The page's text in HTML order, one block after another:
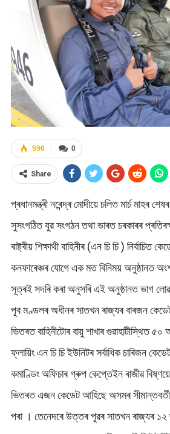
0
596
Share
প্ৰধানমন্ত্ৰী নৰেন্দ্ৰ মোদীয়ে চলিত মাৰ্চ মাহৰ
সুসংগঠিত যুৱ সংগঠন তথা ভাৰত চৰকাৰৰ
ৰাষ্ট্ৰীয় শিক্ষাথী বাহিনীৰ (এন চি চি ) নিৰ্বাচিত
কনফাৰেঞ্চৰ যোগে এক মত বিনিময় অনুষ্ঠানত
সূত্ৰই সদৰি কৰা অনুসৰি এই অনুষ্ঠানত ভাগ
পূব মণ্ডলৰ অধীনৰ সাতখন ৰাজ্যৰ বাৰজন কেডেট
ভিতৰত বাহিনীটোৰ বায়ু শাখাৰ গুৱাহাটীস্থিত
ফ্লায়িং এন চি চি ইউনিটৰ সৰ্বাধিক চাৰিজন
কমাণ্ডিং অফিচাৰ গ্ৰুপ কেপ্তেইন ৰাজীৱ বিষ্ণয়ে
ভিতৰত এজন কেডেট আহিছে অসমৰ
পৰা । তেনেদৰে উত্তৰ পূৱৰ সাতখন ৰাজ্যৰ